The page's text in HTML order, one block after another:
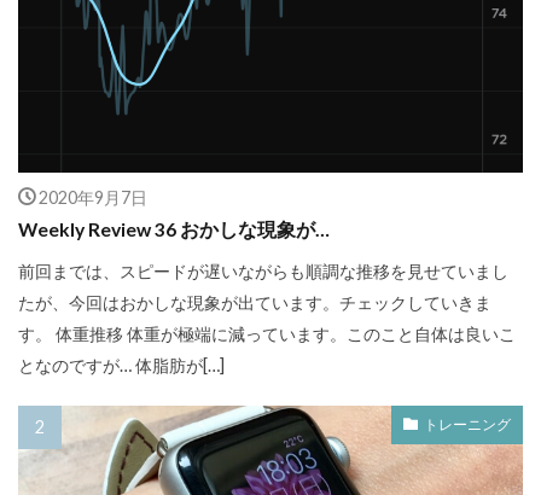
2020年9月7日
Weekly Review 36 おかしな現象が…
前回までは、スピードが遅いながらも順調な推移を見せていまし
たが、今回はおかしな現象が出ています。チェックしていきま
す。 体重推移 体重が極端に減っています。このこと自体は良いこ
となのですが… 体脂肪が[…]
トレーニング